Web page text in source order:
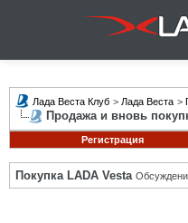
Лада Веста Клуб > Лада Веста >
Продажа и вновь
Регистрация
Покупка LADA Vesta